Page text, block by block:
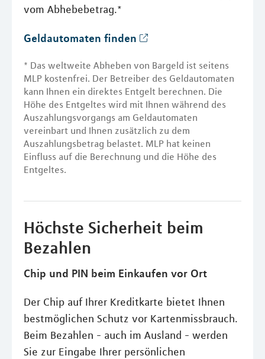
vom Abhebebetrag.*
Geldautomaten finden
* Das weltweite Abheben von Bargeld ist seitens
MLP kostenfrei. Der Betreiber des Geldautomaten
kann Ihnen ein direktes Entgelt berechnen. Die
Höhe des Entgeltes wird mit Ihnen während des
Auszahlungsvorgangs am Geldautomaten
vereinbart und Ihnen zusätzlich zu dem
Auszahlungsbetrag belastet. MLP hat keinen
Einfluss auf die Berechnung und die Höhe des
Entgeltes.
Höchste Sicherheit beim
Bezahlen
Chip und PIN beim Einkaufen vor Ort
Der Chip auf Ihrer Kreditkarte bietet Ihnen
bestmöglichen Schutz vor Kartenmissbrauch.
Beim Bezahlen - auch im Ausland - werden
Sie zur Eingabe Ihrer persönlichen